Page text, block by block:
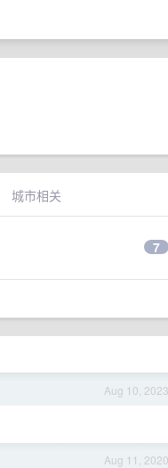
城市相关
7
Aug 10, 2023
Aug 11, 2020